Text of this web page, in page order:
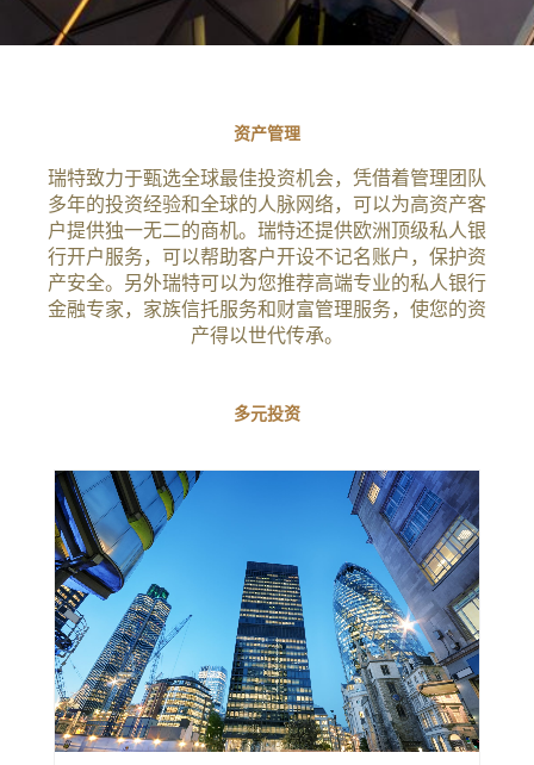
资产管理
瑞特致力于甄选全球最佳投资机会，凭借着管理团队
多年的投资经验和全球的人脉网络，可以为高资产客
户提供独一无二的商机。瑞特还提供欧洲顶级私人银
行开户服务，可以帮助客户开设不记名账户，保护资
产安全。另外瑞特可以为您推荐高端专业的私人银行
金融专家，家族信托服务和财富管理服务，使您的资
产得以世代传承。
多元投资